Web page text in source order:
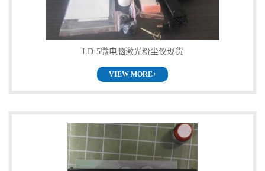
LD-5微电脑激光粉尘仪现货
VIEW MORE+